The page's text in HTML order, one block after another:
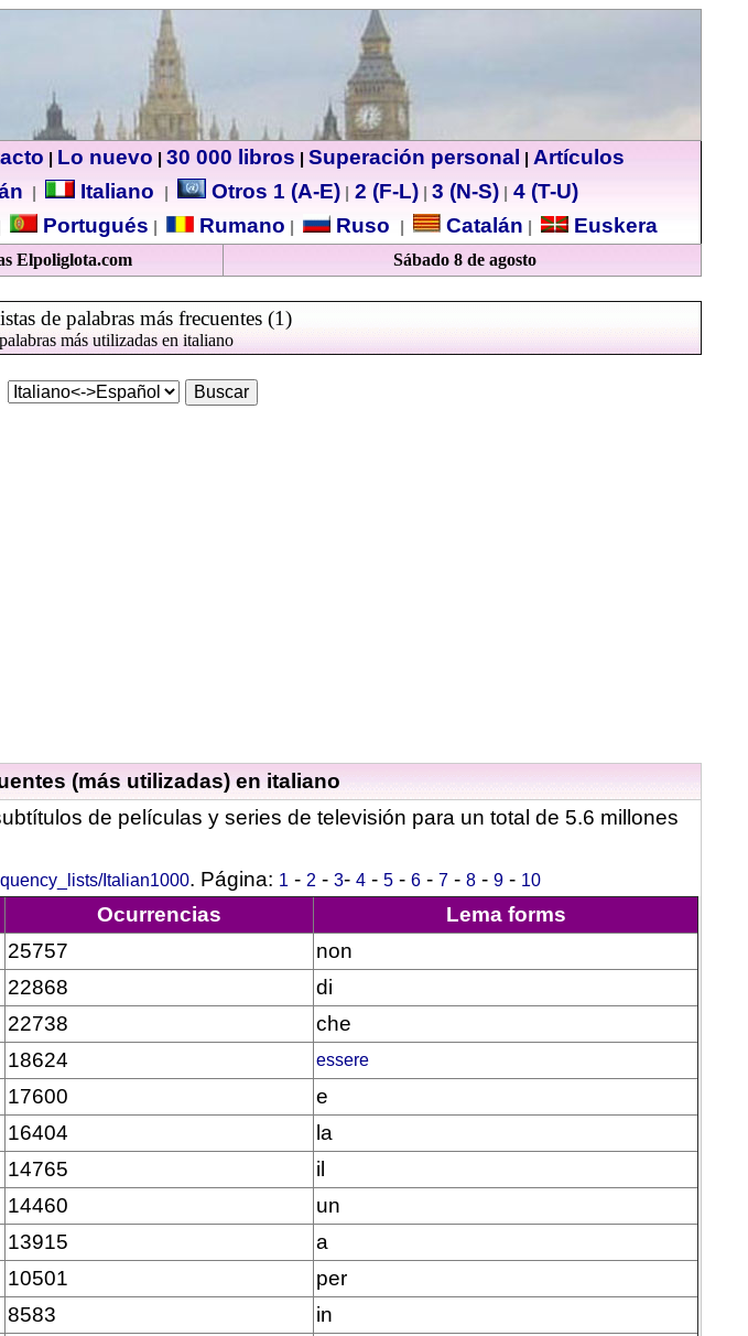
Lo nuevo 30 000 libros Superación personal
Artículos
Italiano Otros 1 (A-E) 2 (F-L) 3 (N-S)
4 (T-U)
Portugués Rumano Ruso Catalán Euskera
Elpoliglota.com Sábado 8 de agosto
de palabras más frecuentes (1)
más utilizadas en italiano
(más utilizadas) en italiano
de películas y series de televisión para un total de 5.6 millones
Italian1000. Página: 1 - 2 - 3- 4 - 5 - 6 - 7 - 8 - 9 - 10
Ocurrencias
Lema forms
25757
non
22868
di
22738
che
18624 essere
17600
e
16404
la
14765
il
14460
un
13915
a
10501
per
8583
in